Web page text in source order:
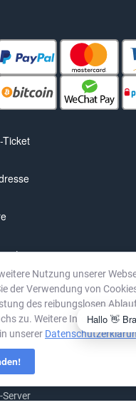
Ticket
bewertet
→
Server
Nutzung unserer
der Verwendung von
des reibungslosen
zu. Weitere Informationen
unserer
Hallo 👋